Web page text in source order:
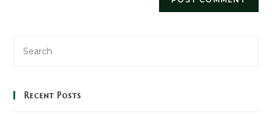
Recent Posts